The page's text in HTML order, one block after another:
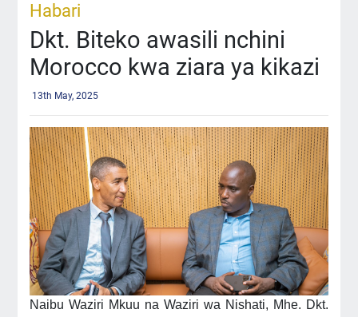
Habari
Dkt. Biteko awasili nchini
Morocco kwa ziara ya kikazi
13th May, 2025
Naibu Waziri Mkuu na Waziri wa Nishati, Mhe. Dkt.